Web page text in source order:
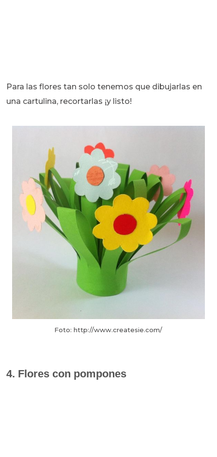
Para las flores tan solo tenemos que dibujarlas en
una cartulina, recortarlas ¡y listo!
Foto: http://www.createsie.com/
4. Flores con pompones